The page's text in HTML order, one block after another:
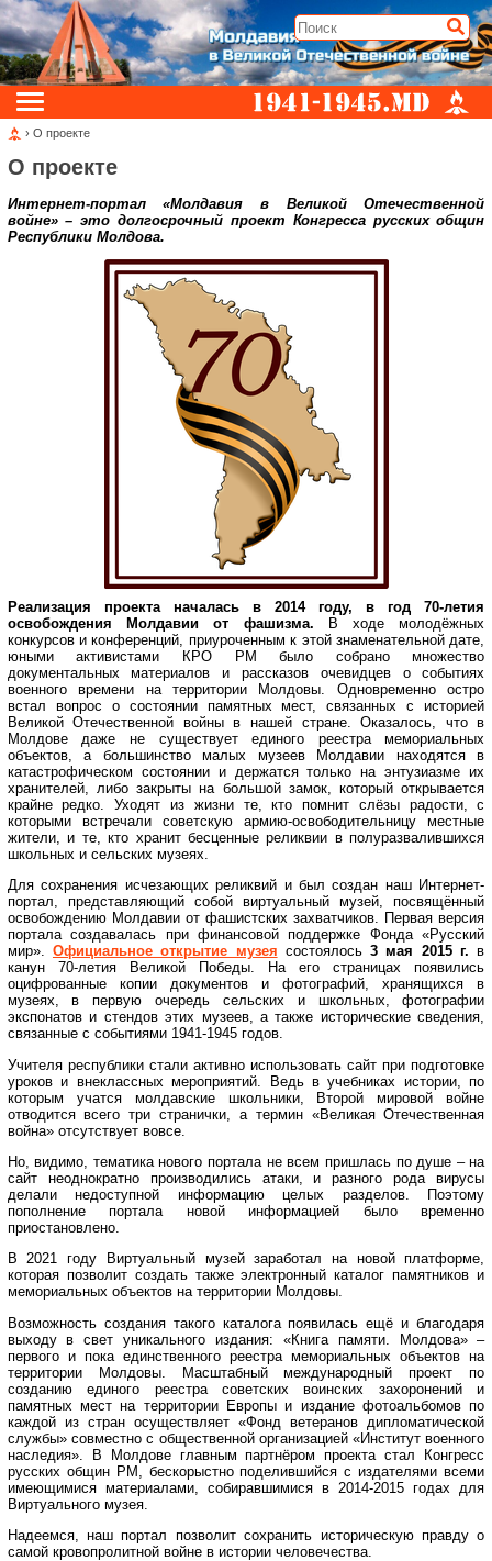
› О проекте
О проекте
Интернет-портал «Молдавия в Великой Отечественной
войне» – это долгосрочный проект Конгресса русских общин
Республики Молдова.
Реализация проекта началась в 2014 году, в год 70-летия
освобождения Молдавии от фашизма. В ходе молодёжных
конкурсов и конференций, приуроченным к этой знаменательной дате,
юными активистами КРО РМ было собрано множество
документальных материалов и рассказов очевидцев о событиях
военного времени на территории Молдовы. Одновременно остро
встал вопрос о состоянии памятных мест, связанных с историей
Великой Отечественной войны в нашей стране. Оказалось, что в
Молдове даже не существует единого реестра мемориальных
объектов, а большинство малых музеев Молдавии находятся в
катастрофическом состоянии и держатся только на энтузиазме их
хранителей, либо закрыты на большой замок, который открывается
крайне редко. Уходят из жизни те, кто помнит слёзы радости, с
которыми встречали советскую армию-освободительницу местные
жители, и те, кто хранит бесценные реликвии в полуразвалившихся
школьных и сельских музеях.
Для сохранения исчезающих реликвий и был создан наш Интернет-
портал, представляющий собой виртуальный музей, посвящённый
освобождению Молдавии от фашистских захватчиков. Первая версия
портала создавалась при финансовой поддержке Фонда «Русский
мир». Официальное открытие музея состоялось3 мая 2015 г. в
канун 70-летия Великой Победы. На его страницах появились
оцифрованные копии документов и фотографий, хранящихся в
музеях, в первую очередь сельских и школьных, фотографии
экспонатов и стендов этих музеев, а также исторические сведения,
связанные с событиями 1941-1945 годов.
Учителя республики стали активно использовать сайт при подготовке
уроков и внеклассных мероприятий. Ведь в учебниках истории, по
которым учатся молдавские школьники, Второй мировой войне
отводится всего три странички, а термин «Великая Отечественная
война» отсутствует вовсе.
Но, видимо, тематика нового портала не всем пришлась по душе – на
сайт неоднократно производились атаки, и разного рода вирусы
делали недоступной информацию целых разделов. Поэтому
пополнение портала новой информацией было временно
приостановлено.
В 2021 году Виртуальный музей заработал на новой платформе,
которая позволит создать также электронный каталог памятников и
мемориальных объектов на территории Молдовы.
Возможность создания такого каталога появилась ещё и благодаря
выходу в свет уникального издания: «Книга памяти. Молдова» –
первого и пока единственного реестра мемориальных объектов на
территории Молдовы. Масштабный международный проект по
созданию единого реестра советских воинских захоронений и
памятных мест на территории Европы и издание фотоальбомов по
каждой из стран осуществляет «Фонд ветеранов дипломатической
службы» совместно с общественной организацией «Институт военного
наследия». В Молдове главным партнёром проекта стал Конгресс
русских общин РМ, бескорыстно поделившийся с издателями всеми
имеющимися материалами, собиравшимися в 2014-2015 годах для
Виртуального музея.
Надеемся, наш портал позволит сохранить историческую правду о
самой кровопролитной войне в истории человечества.